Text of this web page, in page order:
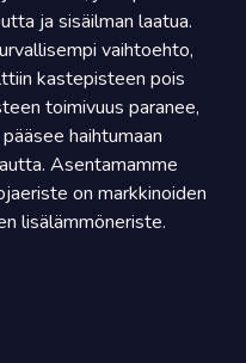
ja sisäilman laatua.
vaihtoehto,
kastepisteen pois
toimivuus paranee,
haihtumaan
Asentamamme
on markkinoiden
lisälämmöneriste.